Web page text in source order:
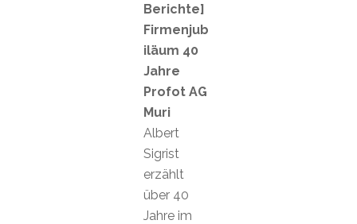
Berichte]
Firmenjub
iläum 40
Jahre
Profot AG
Muri
Albert
Sigrist
erzählt
über 40
Jahre im